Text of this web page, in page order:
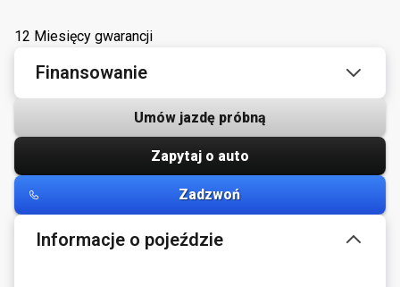
12 Miesięcy gwarancji
Finansowanie
Umów jazdę próbną
Zapytaj o auto
Zadzwoń
Informacje o pojeździe